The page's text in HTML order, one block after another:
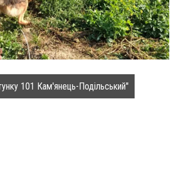
101 Кам'янець-Подільський"